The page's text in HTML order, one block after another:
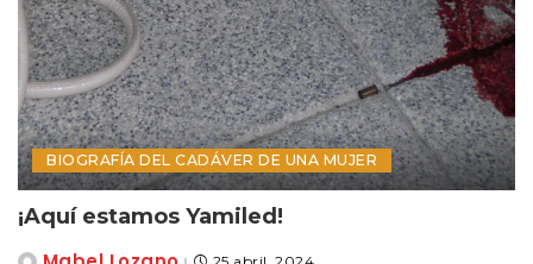
BIOGRAFÍA DEL CADÁVER DE UNA MUJER
¡Aquí estamos Yamiled!